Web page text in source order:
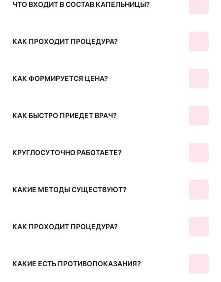
ЧТО ВХОДИТ В СОСТАВ КАПЕЛЬНИЦЫ?
КАК ПРОХОДИТ ПРОЦЕДУРА?
КАК ФОРМИРУЕТСЯ ЦЕНА?
КАК БЫСТРО ПРИЕДЕТ ВРАЧ?
КРУГЛОСУТОЧНО РАБОТАЕТЕ?
КАКИЕ МЕТОДЫ СУЩЕСТВУЮТ?
КАК ПРОХОДИТ ПРОЦЕДУРА?
КАКИЕ ЕСТЬ ПРОТИВОПОКАЗАНИЯ?